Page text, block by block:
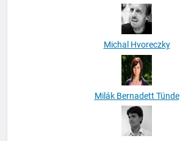
Michal Hvoreczky
Milák Bernadett Tünde